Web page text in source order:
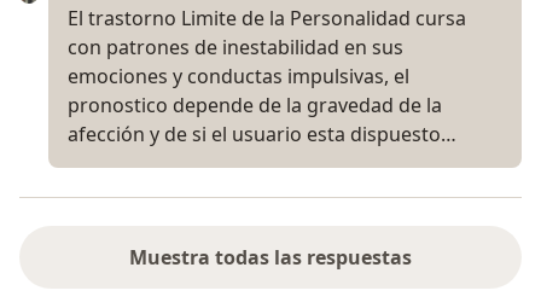
El trastorno Limite de la Personalidad cursa
con patrones de inestabilidad en sus
emociones y conductas impulsivas, el
pronostico depende de la gravedad de la
afección y de si el usuario esta dispuesto…
Muestra todas las respuestas